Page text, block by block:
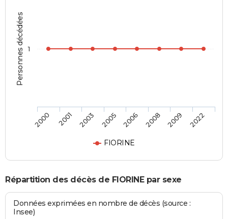
Personnes décédées
FIORINE
2000 2001 2003 2005 2006 2008 2009 2022
1
Répartition des décès de FIORINE par sexe
Données exprimées en nombre de décès (source :
Insee)